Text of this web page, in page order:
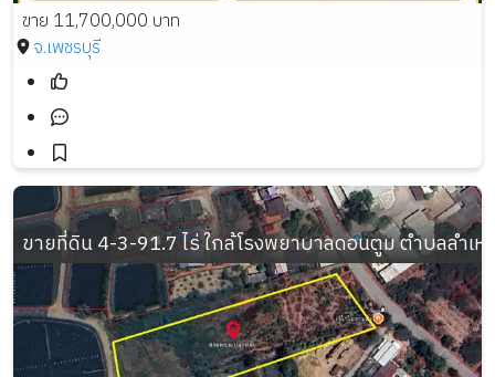
ขาย 11,700,000 บาท
จ.เพชรบุรี
ขายที่ดิน 4-3-91.7 ไร่ ใกล้โรงพยาบาลดอนตูม ตำบลลำเ